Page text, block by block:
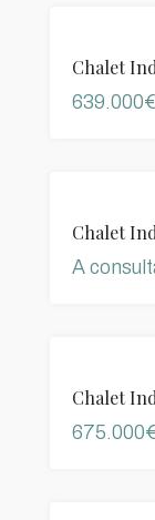
Chalet
639.000€
Chalet
A
Chalet
675.000€